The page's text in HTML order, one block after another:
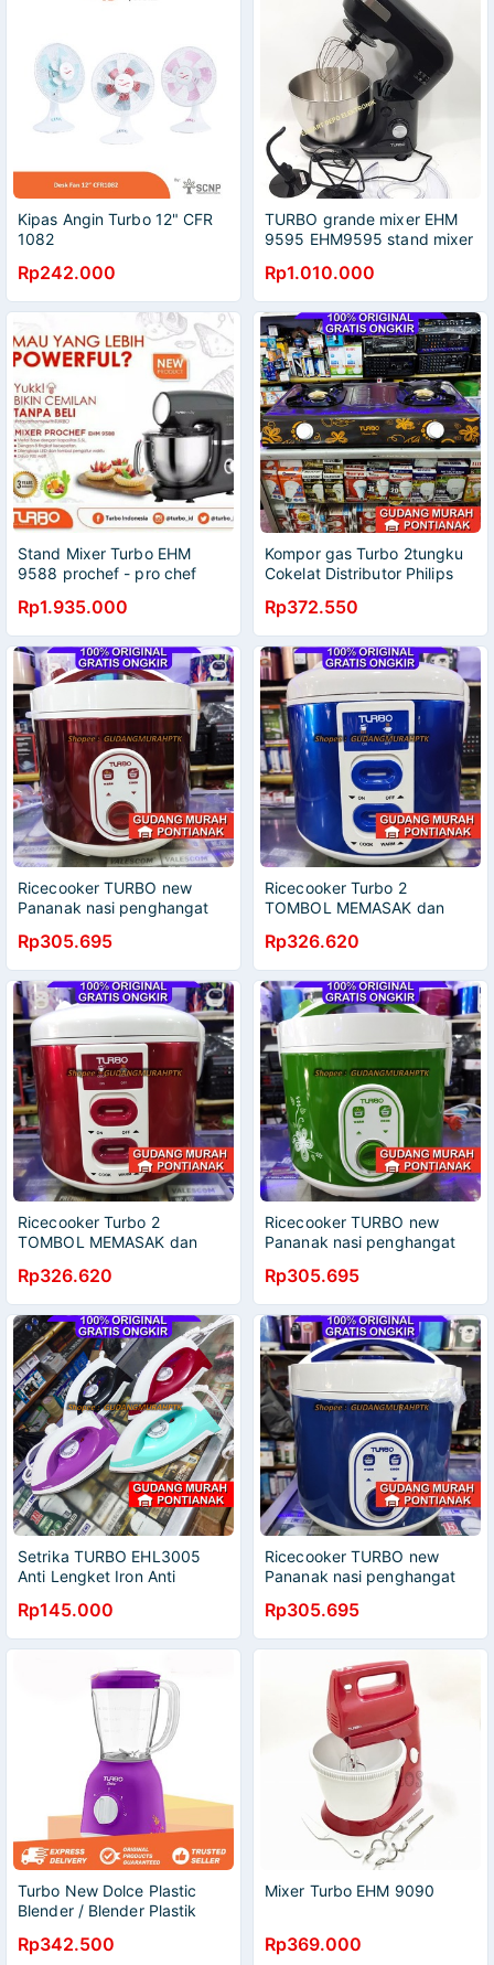
Kipas Angin Turbo 12" CFR
1082
Rp242.000
TURBO grande mixer EHM
9595 EHM9595 stand mixer
Rp1.010.000
Stand Mixer Turbo EHM
9588 prochef - pro chef
mixer 9588
Rp1.935.000
Kompor gas Turbo 2tungku
Cokelat Distributor Philips
Rp372.550
Ricecooker TURBO new
Pananak nasi penghangat
Turbo CRL - 1182 magic
com Merah / RED
Rp305.695
Ricecooker Turbo 2
TOMBOL MEMASAK dan
OFF New Design Rice
Cooker CRL1181 / Penanak
Nasi Baru 1.8L Blue / Biru
Penanak nasi
Rp326.620
Ricecooker Turbo 2
TOMBOL MEMASAK dan
OFF New Design Rice
Cooker CRL1181 / Penanak
Nasi Baru 1.8L Red / Merah
Penanak nasi
Rp326.620
Ricecooker TURBO new
Pananak nasi penghangat
Turbo CRL - 1182 magic
com Hijau / Green
Rp305.695
Setrika TURBO EHL3005
Anti Lengket Iron Anti
Awet WARNA ACAK [WARNA
RANDOM}
Rp145.000
Ricecooker TURBO new
Pananak nasi penghangat
Turbo CRL - 1182 magic
com Biru / Blue
Rp305.695
Turbo New Dolce Plastic
Blender / Blender Plastik
Rp342.500
Mixer Turbo EHM 9090
Rp369.000